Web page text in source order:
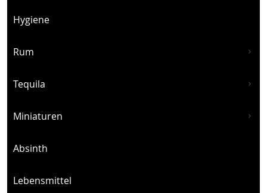
Hygiene
Rum
Tequila
Miniaturen
Absinth
Lebensmittel